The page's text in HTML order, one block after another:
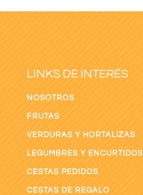
LINKS DE INTERÉS
NOSOTROS
FRUTAS
VERDURAS Y HORTALIZAS
LEGUMBRES Y ENCURTIDOS
CESTAS PEDIDOS
CESTAS DE REGALO